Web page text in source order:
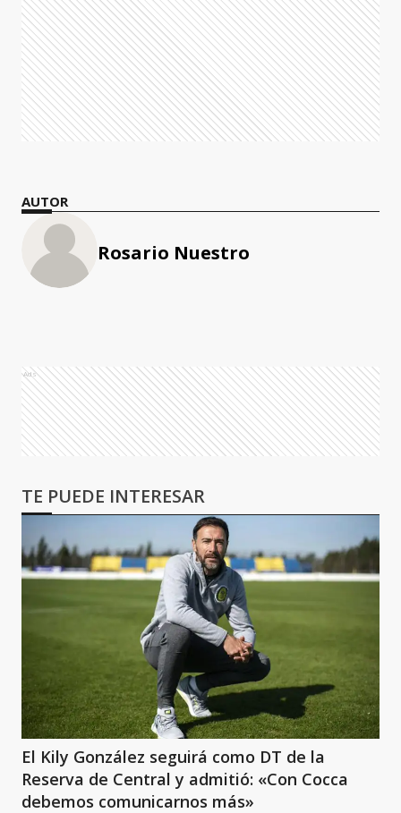
AUTOR
Rosario Nuestro
Ads
TE PUEDE INTERESAR
El Kily González seguirá como DT de la
Reserva de Central y admitió: «Con Cocca
debemos comunicarnos más»